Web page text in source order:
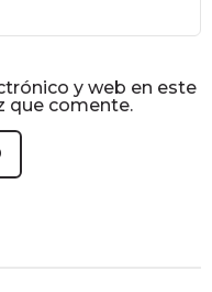
y web en este
que comente.